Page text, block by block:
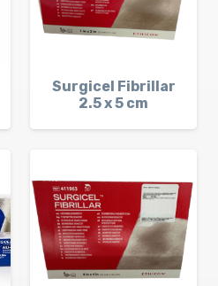
Surgicel Fibrillar
2.5 x 5 cm